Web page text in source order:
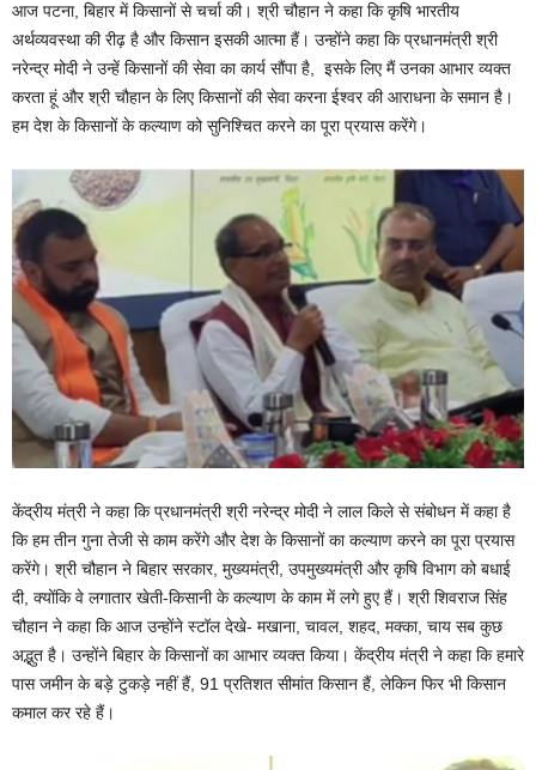
आज पटना, बिहार में किसानों से चर्चा की। श्री चौहान ने कहा कि कृषि भारतीय
अर्थव्यवस्था की रीढ़ है और किसान इसकी आत्मा हैं। उन्होंने कहा कि प्रधानमंत्री श्री
नरेन्द्र मोदी ने उन्हें किसानों की सेवा का कार्य सौंपा है, इसके लिए मैं उनका आभार व्यक्त
करता हूं और श्री चौहान के लिए किसानों की सेवा करना ईश्वर की आराधना के समान है।
हम देश के किसानों के कल्याण को सुनिश्चित करने का पूरा प्रयास करेंगे।
केंद्रीय मंत्री ने कहा कि प्रधानमंत्री श्री नरेन्द्र मोदी ने लाल किले से संबोधन में कहा है
कि हम तीन गुना तेजी से काम करेंगे और देश के किसानों का कल्याण करने का पूरा प्रयास
करेंगे। श्री चौहान ने बिहार सरकार, मुख्यमंत्री, उपमुख्यमंत्री और कृषि विभाग को बधाई
दी, क्योंकि वे लगातार खेती-किसानी के कल्याण के काम में लगे हुए हैं। श्री शिवराज सिंह
चौहान ने कहा कि आज उन्होंने स्टॉल देखे- मखाना, चावल, शहद, मक्का, चाय सब कुछ
अद्भुत है। उन्होंने बिहार के किसानों का आभार व्यक्त किया। केंद्रीय मंत्री ने कहा कि हमारे
पास जमीन के बड़े टुकड़े नहीं हैं, 91 प्रतिशत सीमांत किसान हैं, लेकिन फिर भी किसान
कमाल कर रहे हैं।